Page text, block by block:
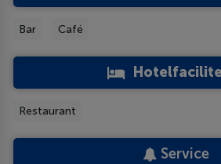
Bar Café
Restaurant
Service